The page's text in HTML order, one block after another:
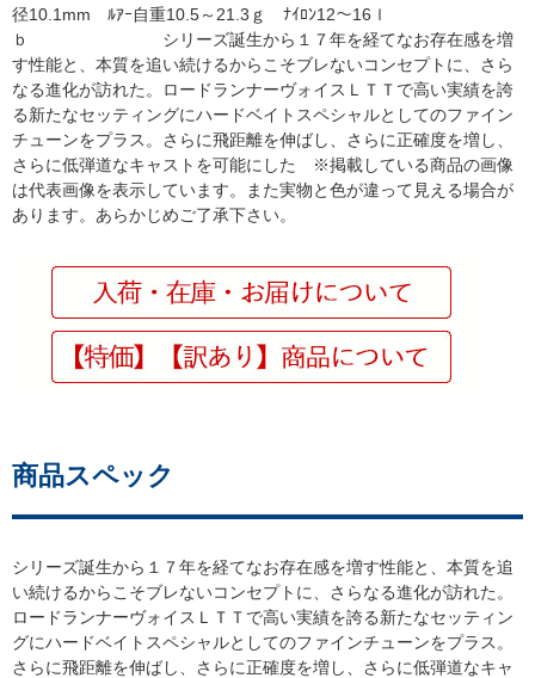
径10.1mm ﾙｱｰ自重10.5～21.3ｇ ﾅｲﾛﾝ12～16ｌ
ｂ シリーズ誕生から１７年を経てなお存在感を増
す性能と、本質を追い続けるからこそブレないコンセプトに、さら
なる進化が訪れた。ロードランナーヴォイスＬＴＴで高い実績を誇
る新たなセッティングにハードベイトスペシャルとしてのファイン
チューンをプラス。さらに飛距離を伸ばし、さらに正確度を増し、
さらに低弾道なキャストを可能にした ※掲載している商品の画像
は代表画像を表示しています。また実物と色が違って見える場合が
あります。あらかじめご了承下さい。
商品スペック
シリーズ誕生から１７年を経てなお存在感を増す性能と、本質を追
い続けるからこそブレないコンセプトに、さらなる進化が訪れた。
ロードランナーヴォイスＬＴＴで高い実績を誇る新たなセッティン
グにハードベイトスペシャルとしてのファインチューンをプラス。
さらに飛距離を伸ばし、さらに正確度を増し、さらに低弾道なキャ